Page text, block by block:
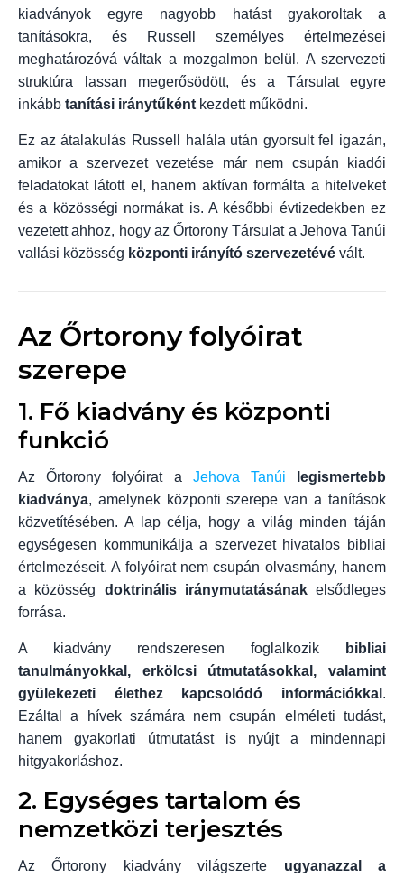
kiadványok egyre nagyobb hatást gyakoroltak a
tanításokra, és Russell személyes értelmezései
meghatározóvá váltak a mozgalmon belül. A szervezeti
struktúra lassan megerősödött, és a Társulat egyre
inkább tanítási iránytűként kezdett működni.
Ez az átalakulás Russell halála után gyorsult fel igazán,
amikor a szervezet vezetése már nem csupán kiadói
feladatokat látott el, hanem aktívan formálta a hitelveket
és a közösségi normákat is. A későbbi évtizedekben ez
vezetett ahhoz, hogy az Őrtorony Társulat a Jehova Tanúi
vallási közösség központi irányító szervezetévé vált.
Az Őrtorony folyóirat
szerepe
1. Fő kiadvány és központi
funkció
Az Őrtorony folyóirat a Jehova Tanúi
legismertebb
kiadványa, amelynek központi szerepe van a tanítások
közvetítésében. A lap célja, hogy a világ minden táján
egységesen kommunikálja a szervezet hivatalos bibliai
értelmezéseit. A folyóirat nem csupán olvasmány, hanem
a közösség doktrinális iránymutatásánakelsődleges
forrása.
A kiadvány rendszeresen foglalkozik
bibliai
tanulmányokkal, erkölcsi útmutatásokkal, valamint
gyülekezeti élethez kapcsolódó információkkal .
Ezáltal a hívek számára nem csupán elméleti tudást,
hanem gyakorlati útmutatást is nyújt a mindennapi
hitgyakorláshoz.
2. Egységes tartalom és
nemzetközi terjesztés
Az Őrtorony kiadvány világszerte ugyanazzal a